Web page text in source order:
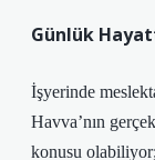
Günlük
İşyerinde
Havva’nın
konusu